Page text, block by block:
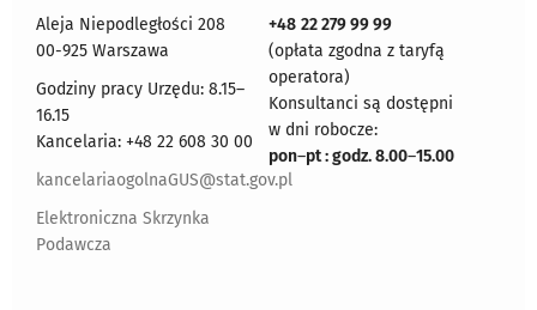
Aleja Niepodległości 208
00-925 Warszawa
Godziny pracy Urzędu: 8.15–
16.15
Kancelaria: +48 22 608 30 00
kancelariaogolnaGUS@stat.gov.pl
Elektroniczna Skrzynka
Podawcza
+48 22 279 99 99
(opłata zgodna z taryfą
operatora)
Konsultanci są dostępni
w dni robocze:
pon–pt : godz. 8.00–15.00